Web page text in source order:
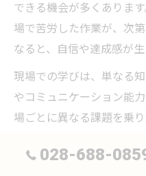
できる機会が多くありま
場で苦労した作業が、次
なると、自信や達成感が生
現場での学びは、単なる
やコミュニケーション能
場ごとに異なる課題を乗
の幅が広がり、将来のキ
財産となります。
028-688-